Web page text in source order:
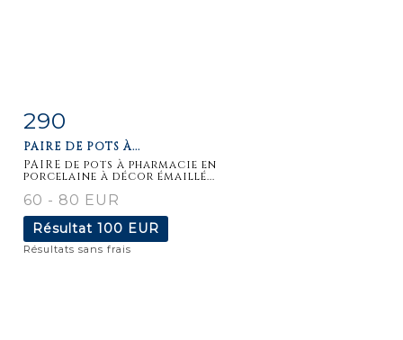
Fiche
290
PAIRE DE POTS À...
PAIRE de pots à pharmacie en
porcelaine à décor émaillé...
60 - 80 EUR
Résultat 100 EUR
Résultats sans frais